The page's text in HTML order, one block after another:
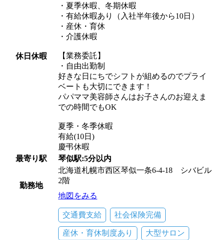
休日休暇
・夏季休暇、冬期休暇
・有給休暇あり（入社半年後から10日）
・産休・育休
・介護休暇
【業務委託】
・自由出勤制
好きな日にちでシフトが組めるのでプライ
ベートも大切にできます！
パパママ美容師さんはお子さんのお迎えま
での時間でもOK
夏季・冬季休暇
有給(10日)
慶弔休暇
最寄り駅
琴似駅:5分以内
勤務地
北海道札幌市西区琴似一条6-4-18 シバビル
2階
地図をみる
交通費支給 社会保険完備
産休・育休制度あり 大型サロン